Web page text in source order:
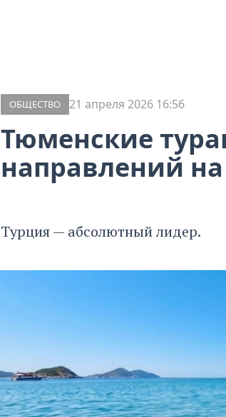
ОБЩЕСТВО 21 апреля 2026 16:56
Тюменские
направлений
Турция — абсолютный лидер.